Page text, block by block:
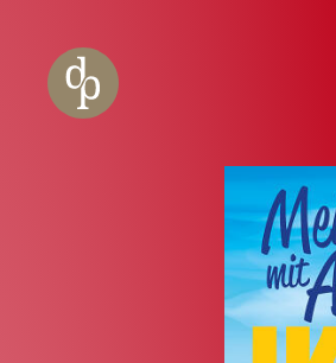
Zur Navigation springen
Zur Website-Suche springen